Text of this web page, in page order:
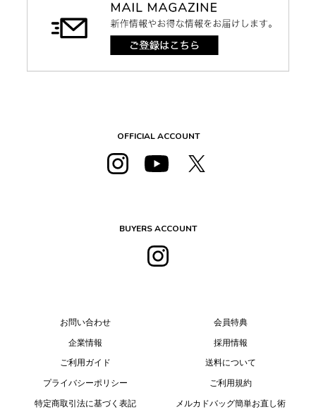
OFFICIAL ACCOUNT
BUYERS ACCOUNT
お問い合わせ
企業情報
ご利用ガイド
プライバシーポリシー
特定商取引法に基づく表記
会員特典
採用情報
送料について
ご利用規約
メルカドバッグ簡単お直し術